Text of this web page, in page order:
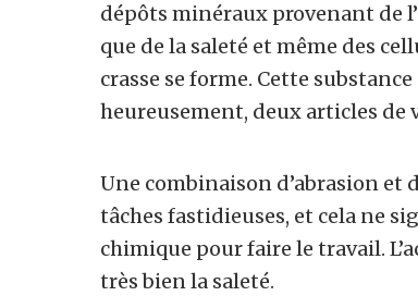
dépôts minéraux provenant de
que de la saleté et même des
crasse se forme. Cette
heureusement, deux articles de
Une combinaison d’abrasion et
tâches fastidieuses, et cela ne
chimique pour faire le travail.
très bien la saleté.